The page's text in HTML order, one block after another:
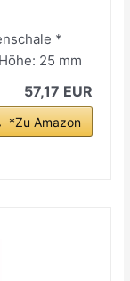
*
25 mm
57,17 EUR
*Zu Amazon